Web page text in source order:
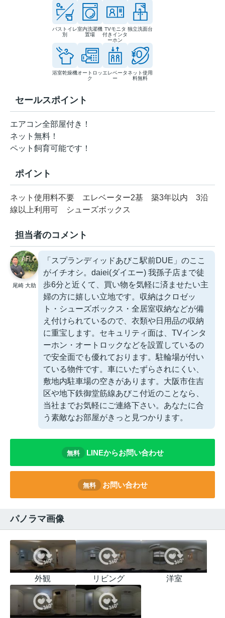
バストイレ
別
室内洗濯機
置場
TVモニタ
付きインタ
ーホン
独立洗面台
浴室乾燥機オートロッ
ク
エレベータ
ー
ネット使用
料無料
セールスポイント
エアコン全部屋付き！
ネット無料！
ペット飼育可能です！
ポイント
ネット使用料不要 エレベーター2基 築3年以内
3沿
線以上利用可
シューズボックス
担当者のコメント
尾崎 大助
「スプランディッドあびこ駅前DUE」のここ
がイチオシ。daiei(ダイエー) 我孫子店まで徒
歩6分と近くて、買い物を気軽に済ませたい主
婦の方に嬉しい立地です。収納はクロゼッ
ト・シューズボックス・全居室収納などが備
え付けられているので、衣類や日用品の収納
に重宝します。セキュリティ面は、TVインタ
ーホン・オートロックなどを設置しているの
で安全面でも優れております。駐輪場が付い
ている物件です。車にいたずらされにくい、
敷地内駐車場の空きがあります。大阪市住吉
区や地下鉄御堂筋線あびこ付近のことなら、
当社までお気軽にご連絡下さい。あなたに合
う素敵なお部屋がきっと見つかります。
無料 LINEからお問い合わせ
無料 お問い合わせ
パノラマ画像
外観 リビング 洋室